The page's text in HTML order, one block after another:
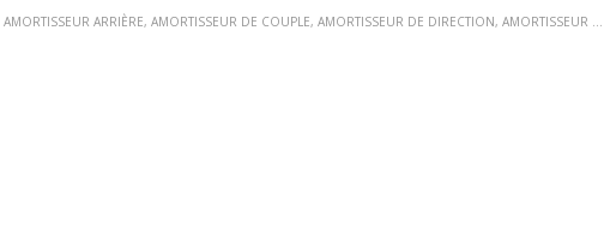
AMORTISSEUR ARRIÈRE, AMORTISSEUR DE COUPLE, AMORTISSEUR DE DIRECTION, AMORTISSEUR DE DIRECTION